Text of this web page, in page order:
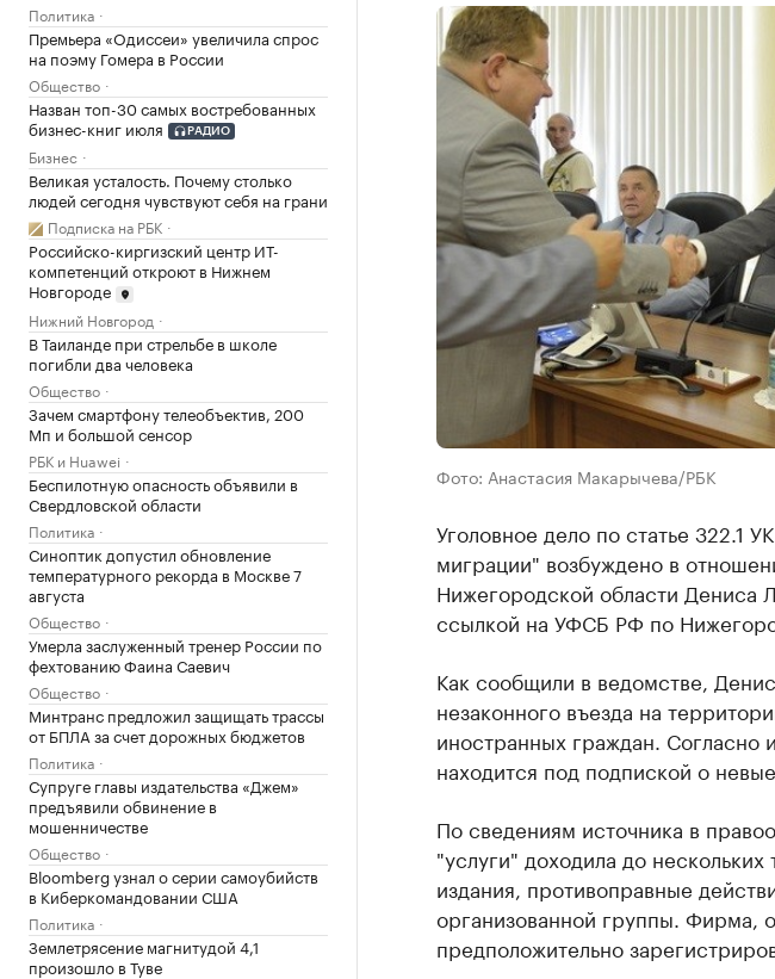
Политика
Премьера «Одиссеи» увеличила спрос
на поэму Гомера в России
Общество
Назван топ-30 самых востребованных
бизнес-книг июля
РАДИО
Бизнес
Великая усталость. Почему столько
людей сегодня чувствуют себя на грани
Подписка на РБК
Российско-киргизский центр ИТ-
компетенций откроют в Нижнем
Новгороде
Нижний Новгород
В Таиланде при стрельбе в школе
погибли два человека
Общество
Зачем смартфону телеобъектив, 200
Мп и большой сенсор
РБК и Huawei
Беспилотную опасность объявили в
Свердловской области
Политика
Синоптик допустил обновление
температурного рекорда в Москве 7
августа
Общество
Умерла заслуженный тренер России по
фехтованию Фаина Саевич
Общество
Минтранс предложил защищать трассы
от БПЛА за счет дорожных бюджетов
Политика
Супруге главы издательства «Джем»
предъявили обвинение в
мошенничестве
Общество
Bloomberg узнал о серии самоубийств
в Киберкомандовании США
Политика
Землетрясение магнитудой 4,1
произошло в Туве
Фото: Анастасия Макарычева/РБК
Уголовное дело по статье 322.1
миграции" возбуждено в
Нижегородской области Дениса
ссылкой на УФСБ РФ по
Как сообщили в ведомстве,
незаконного въезда на
иностранных граждан.
находится под подпиской о
По сведениям источника в
"услуги" доходила до
издания, противоправные
организованной группы. Фирма,
предположительно